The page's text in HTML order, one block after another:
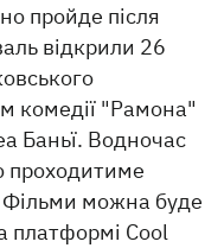
пройде після
відкрили 26
комедії "Рамона"
Баньї. Водночас
проходитиме
можна буде
платформі Cool